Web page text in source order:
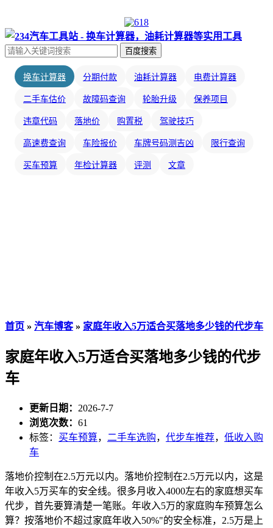
百度搜索
换车计算器 分期付款 油耗计算器 电费计算器
二手车估价 故障码查询 轮胎升级 保养项目
违章代码 落地价 购置税 驾驶技巧
高速费查询 车险报价 车牌号码测吉凶 限行查询
买车预算 年检计算器 评测 文章
首页 » 汽车博客» 家庭年收入5万适合买落地多少钱的代步车
家庭年收入5万适合买落地多少钱的代步
车
更新日期： 2026-7-7
浏览次数： 61
标签： 买车预算， 二手车选购， 代步车推荐， 低收入购
车
落地价控制在2.5万元以内。落地价控制在2.5万元以内，这是
年收入5万买车的安全线。很多月收入4000左右的家庭想买车
代步，首先要算清楚一笔账。年收入5万的家庭购车预算怎么
算？按落地价不超过家庭年收入50%"的安全标准，2.5万是上